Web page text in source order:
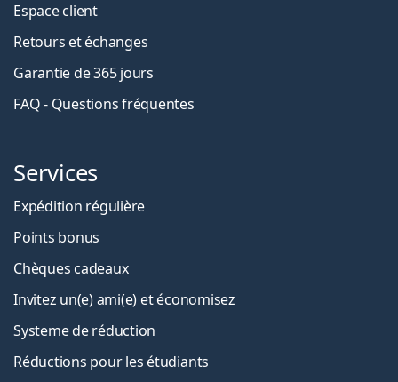
Espace client
Retours et échanges
Garantie de 365 jours
FAQ - Questions fréquentes
Services
Expédition régulière
Points bonus
Chèques cadeaux
Invitez un(e) ami(e) et économisez
Systeme de réduction
Réductions pour les étudiants